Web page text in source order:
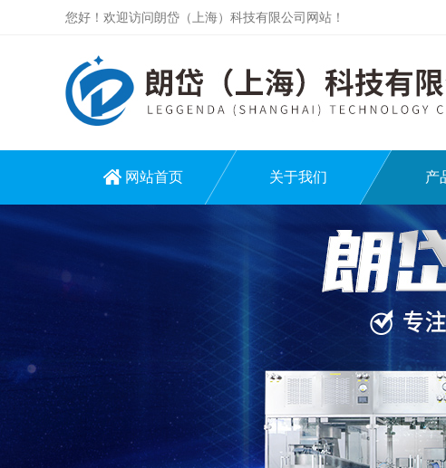
您好！欢迎访问朗岱（上海）科技有限公司网站！
网站首页 关于我们 产